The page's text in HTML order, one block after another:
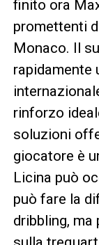
finito ora
promettenti
Monaco. Il
rapidamente
rinforzo
soluzioni
giocatore è
Licina può
può fare la
dribbling, ma